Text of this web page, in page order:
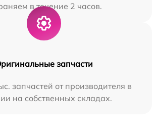
в течение 2 часов.
запчасти
запчастей от производителя в
на собственных складах.